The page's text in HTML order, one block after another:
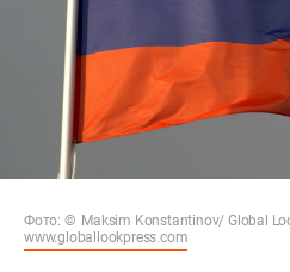
Фото: © Maksim Konstantinov/ Global
www.globallookpress.com